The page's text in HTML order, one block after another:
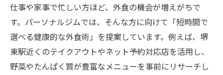
仕事や家事で忙しい方ほど、外食の機会が増えがちで
す。パーソナルジムでは、そんな方に向けて「短時間で
選べる健康的な外食術」を提案しています。例えば、堺
東駅近くのテイクアウトやネット予約対応店を活用し、
野菜やたんぱく質が豊富なメニューを事前にリサーチし